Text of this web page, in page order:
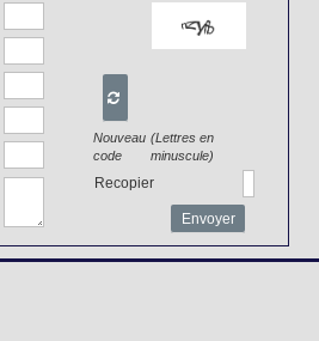

Nouveau
code
(Lettres en
minuscule)
Recopier
Envoyer